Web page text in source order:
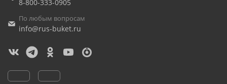
8-800-333-0905
По любым вопросам
info@rus-buket.ru